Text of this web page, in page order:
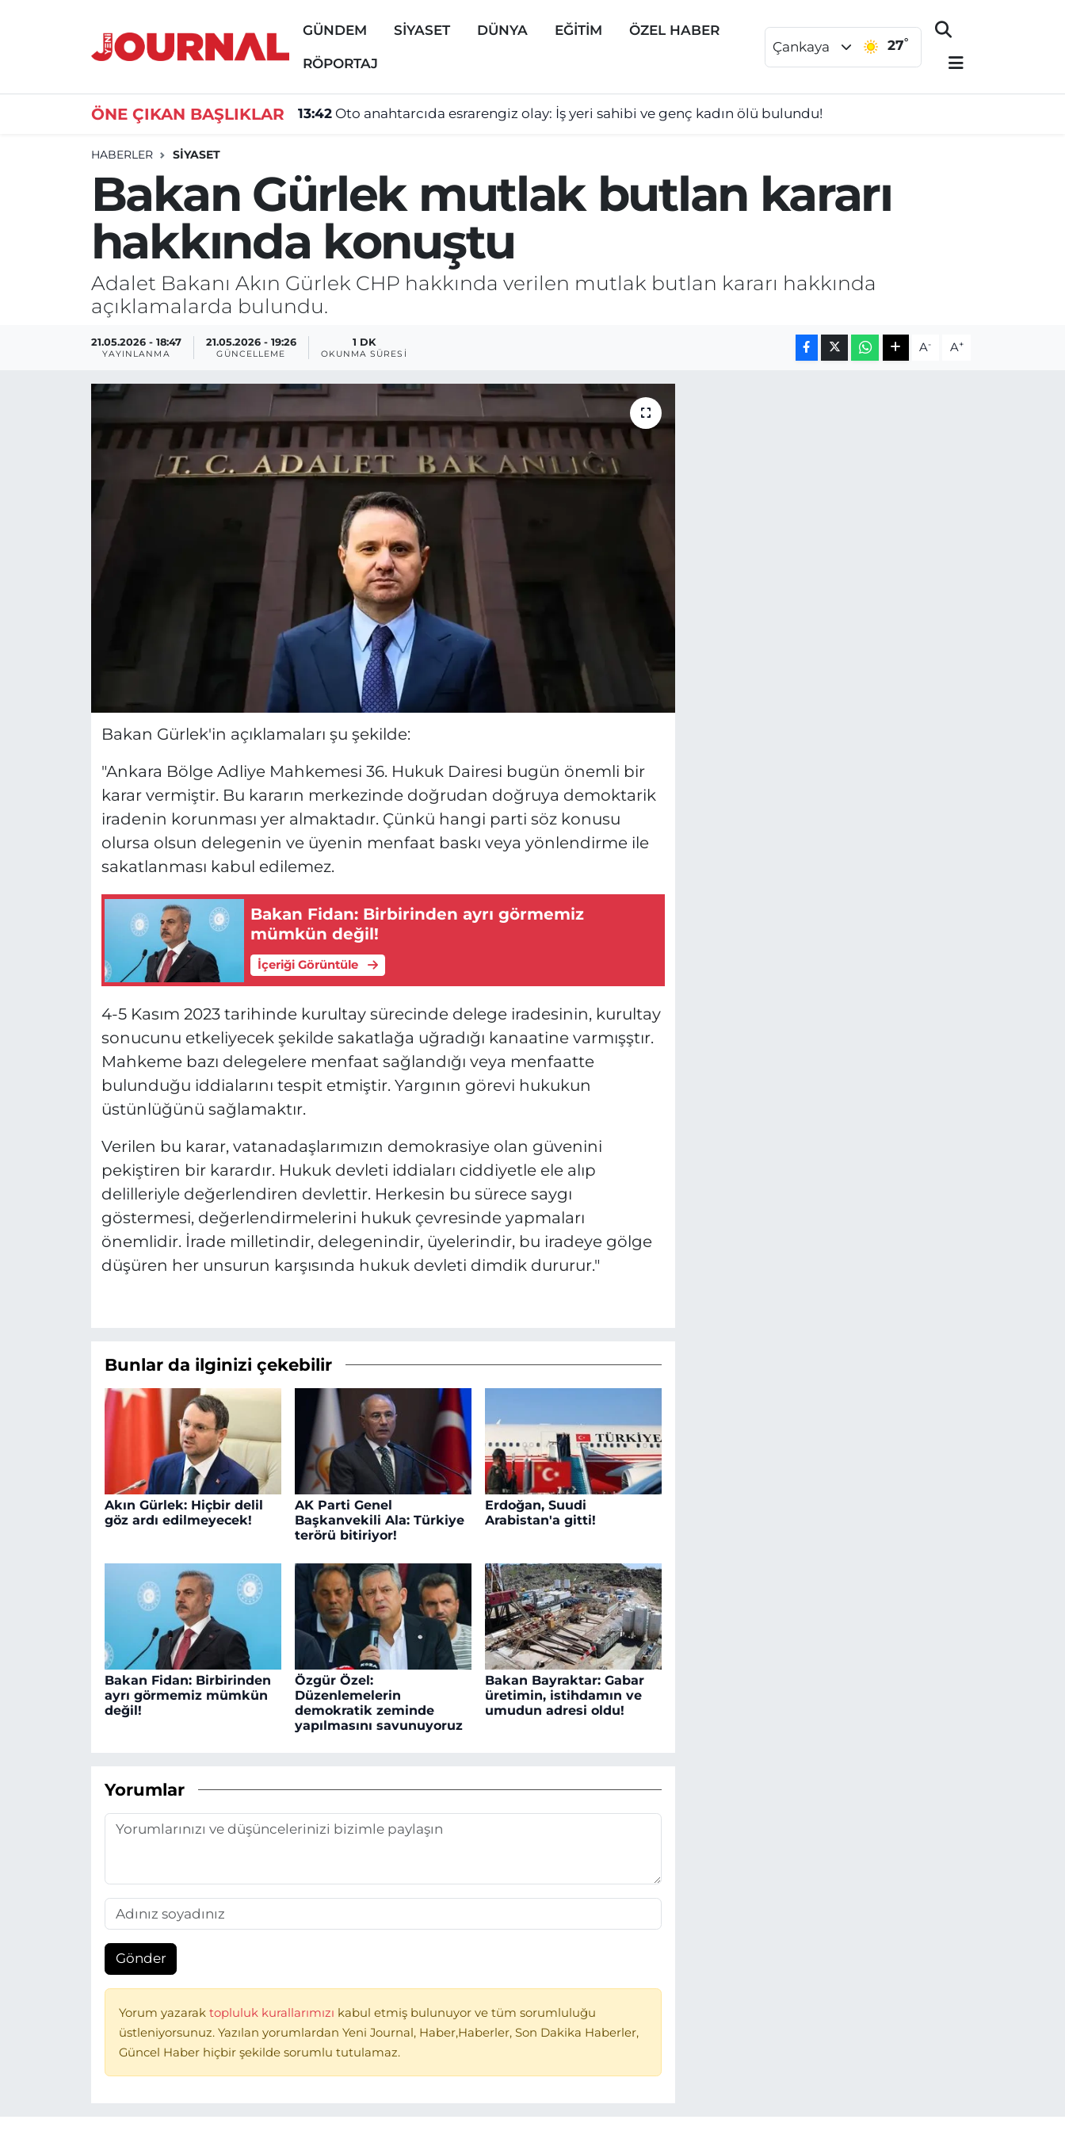
GÜNDEM SİYASET DÜNYA EĞİTİM ÖZEL HABER
RÖPORTAJ
Çankaya 27°
ÖNE ÇIKAN BAŞLIKLAR 13:42 Oto anahtarcıda esrarengiz olay: İş yeri sahibi ve genç kadın ölü bulundu!
HABERLER SİYASET
Bakan Gürlek mutlak butlan kararı
hakkında konuştu
Adalet Bakanı Akın Gürlek CHP hakkında verilen mutlak butlan kararı hakkında
açıklamalarda bulundu.
21.05.2026 - 18:47
YAYINLANMA
21.05.2026 - 19:26
GÜNCELLEME
1 DK
OKUNMA SÜRESI A- A+
Bakan Gürlek'in açıklamaları şu şekilde:
"Ankara Bölge Adliye Mahkemesi 36. Hukuk Dairesi bugün önemli bir
karar vermiştir. Bu kararın merkezinde doğrudan doğruya demoktarik
iradenin korunması yer almaktadır. Çünkü hangi parti söz konusu
olursa olsun delegenin ve üyenin menfaat baskı veya yönlendirme ile
sakatlanması kabul edilemez.
Bakan Fidan: Birbirinden ayrı görmemiz
mümkün değil!
İçeriği Görüntüle
4-5 Kasım 2023 tarihinde kurultay sürecinde delege iradesinin, kurultay
sonucunu etkeliyecek şekilde sakatlağa uğradığı kanaatine varmışştır.
Mahkeme bazı delegelere menfaat sağlandığı veya menfaatte
bulunduğu iddialarını tespit etmiştir. Yargının görevi hukukun
üstünlüğünü sağlamaktır.
Verilen bu karar, vatanadaşlarımızın demokrasiye olan güvenini
pekiştiren bir karardır. Hukuk devleti iddiaları ciddiyetle ele alıp
delilleriyle değerlendiren devlettir. Herkesin bu sürece saygı
göstermesi, değerlendirmelerini hukuk çevresinde yapmaları
önemlidir. İrade milletindir, delegenindir, üyelerindir, bu iradeye gölge
düşüren her unsurun karşısında hukuk devleti dimdik dururur."
Bunlar da ilginizi çekebilir
Akın Gürlek: Hiçbir delil
göz ardı edilmeyecek!
AK Parti Genel
Başkanvekili Ala: Türkiye
terörü bitiriyor!
Erdoğan, Suudi
Arabistan'a gitti!
Bakan Fidan: Birbirinden
ayrı görmemiz mümkün
değil!
Özgür Özel:
Düzenlemelerin
demokratik zeminde
yapılmasını savunuyoruz
Bakan Bayraktar: Gabar
üretimin, istihdamın ve
umudun adresi oldu!
Yorumlar
Gönder
Yorum yazarak topluluk kurallarımızı kabul etmiş bulunuyor ve tüm sorumluluğu
üstleniyorsunuz. Yazılan yorumlardan Yeni Journal, Haber,Haberler, Son Dakika Haberler,
Güncel Haber hiçbir şekilde sorumlu tutulamaz.
GÜNDEM
DÜNYA
EĞİTİM
ÖZEL HABER
Nöbetçi Eczaneler
Süper Lig Puan Durumu ve Fikstür
Tüm Manşetler
Son Dakika Haberleri
Haber Arşivi